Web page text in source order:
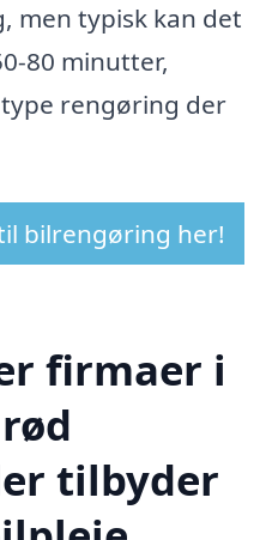
men typisk kan det
80 minutter,
rengøring der
bilrengøring her!
firmaer i
tilbyder